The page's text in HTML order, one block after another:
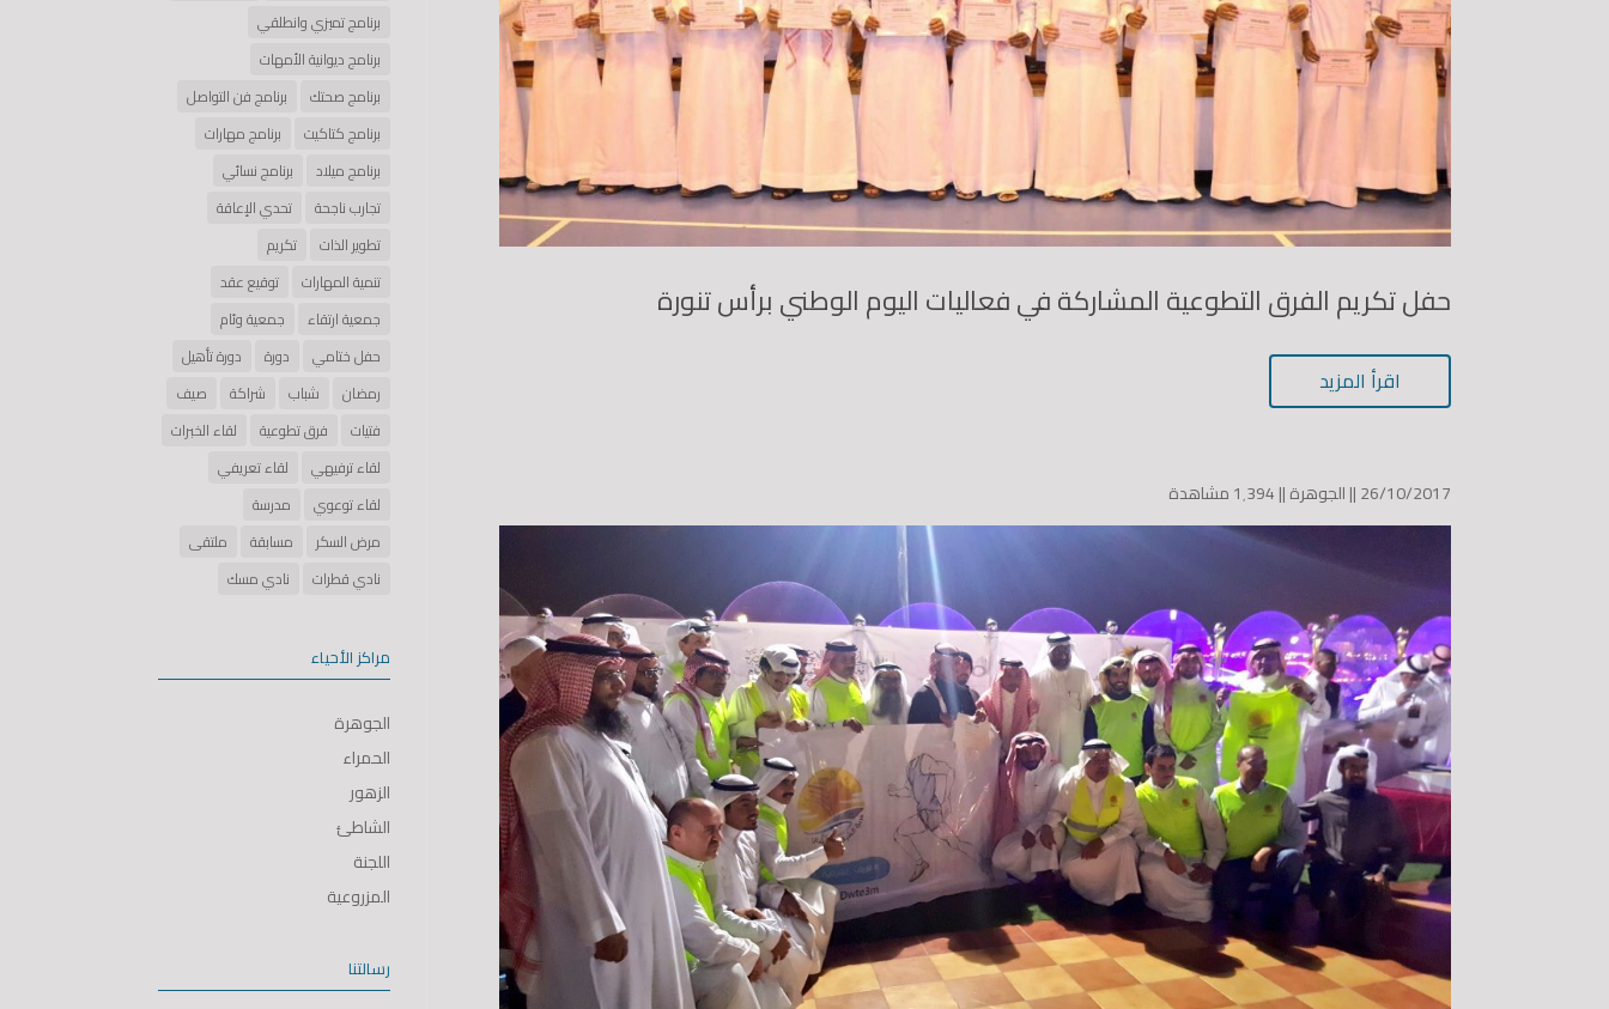
حفل تكريم الفرق التطوعية المشاركة في فعاليات اليوم الوطني برأس تنورة
اقرأ المزيد
26/10/2017 || الجوهرة||1٬394 مشاهدة
برنامج تميزي وانطلقي
برنامج ديوانية الأمهات
برنامج صحتك
برنامج فن التواصل
برنامج كتاكيت
برنامج مهارات
برنامج ميلاد
برنامج نسائي
تجارب ناجحة
تحدي الإعاقة
تطوير الذات
تكريم
تنمية المهارات
توقيع عقد
جمعية ارتقاء
جمعية وئام
حفل ختامي
دورة
دورة تأهيل
رمضان
شباب شراكة
صيف
فتيات
فرق تطوعية
لقاء الخبرات
لقاء ترفيهي
لقاء تعريفي
لقاء توعوي
مدرسة
مرض السكر
مسابقة
ملتقى
نادي قطرات
نادي مسك
مراكز الأحياء
الجوهرة
الحمراء
الزهور
الشاطئ
اللجنة
المزروعية
رسالتنا